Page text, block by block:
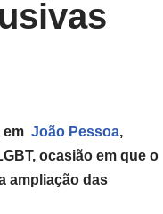
em João Pessoa,
ocasião em que o
ampliação das